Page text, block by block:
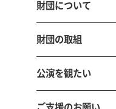
財団について
財団の取組
公演を観たい
とりぎん文化会
電話 0857-